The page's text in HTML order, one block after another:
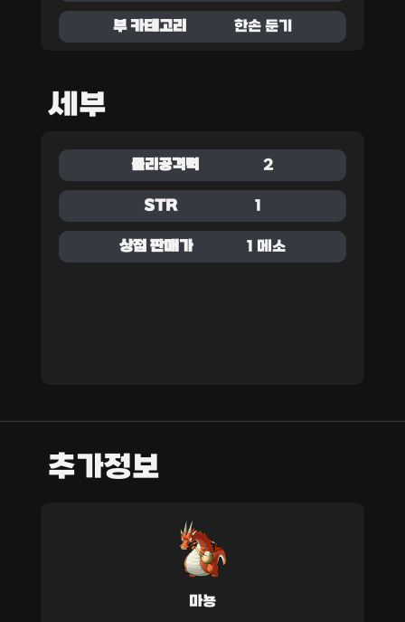
부 카테고리 한손 둔기
세부
물리공격력 2
STR 1
상점 판매가 1 메소
추가정보
마뇽